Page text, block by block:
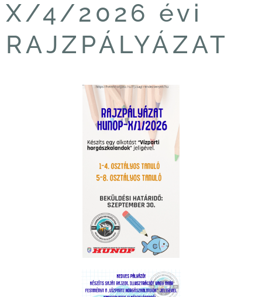
X/4/2026 évi
RAJZPÁLYÁZAT